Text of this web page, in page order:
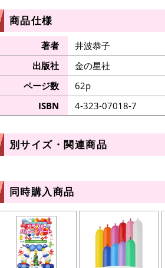
商品仕様
著者
井波恭子
出版社
金の星社
ページ数
62p
ISBN
4-323-07018-7
別サイズ・関連商品
同時購入商品